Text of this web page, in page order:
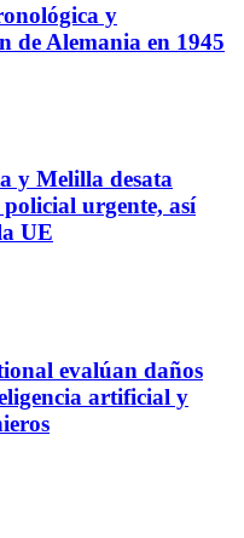
y
de Alemania en 1945
y Melilla desata
urgente, así
UE
evalúan daños
artificial y